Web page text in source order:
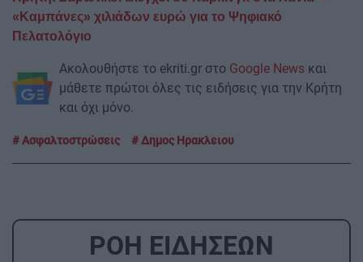
«Καμπάνες» χιλιάδων ευρώ για το Ψηφιακό
Πελατολόγιο
Ακολουθήστε το ekriti.gr στο Google News και
μάθετε πρώτοι όλες τις ειδήσεις για την Κρήτη
και όχι μόνο.
Ασφαλτοστρώσεις Δημος Ηρακλειου
ΡΟΗ ΕΙΔΗΣΕΩΝ